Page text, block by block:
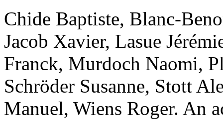
Chide Baptiste, Blanc-
Jacob Xavier, Lasue
Franck, Murdoch Naomi,
Schröder Susanne, Stott
Manuel, Wiens Roger. An